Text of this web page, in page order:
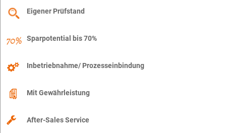
Eigener Prüfstand
Sparpotential bis 70%
Inbetriebnahme/ Prozesseinbindung
Mit Gewährleistung
After-Sales Service